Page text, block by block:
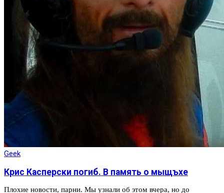
Geek
Крис Касперски погиб. В память о мыщъхе
Плохие новости, парни. Мы узнали об этом вчера, но до